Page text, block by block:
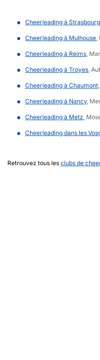
Cheerleading à Strasbourg
Cheerleading à Mulhouse
Cheerleading à Reims ,
Cheerleading à Troyes ,
Cheerleading à Chaumont
Cheerleading à Nancy,
Cheerleading à Metz ,
Cheerleading dans les
Retrouvez tous les clubs de